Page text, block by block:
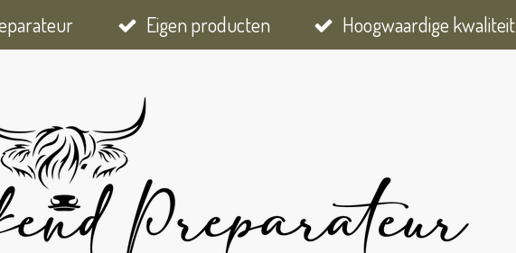
Eigen producten Hoogwaardige kwaliteit